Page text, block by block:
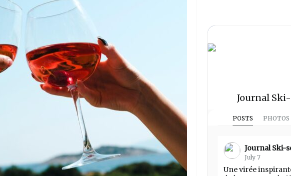
Journal
POSTS PHOTOS
Journal Ski-
July 7
Une virée